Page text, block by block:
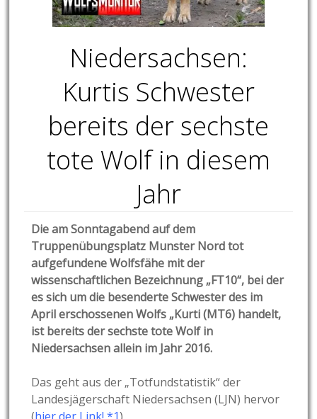
Niedersachsen:
Kurtis Schwester
bereits der sechste
tote Wolf in diesem
Jahr
Die am Sonntagabend auf dem
Truppenübungsplatz Munster Nord tot
aufgefundene Wolfsfähe mit der
wissenschaftlichen Bezeichnung „FT10“, bei der
es sich um die besenderte Schwester des im
April erschossenen Wolfs „Kurti (MT6) handelt,
ist bereits der sechste tote Wolf in
Niedersachsen allein im Jahr 2016.
Das geht aus der „Totfundstatistik“ der
Landesjägerschaft Niedersachsen (LJN) hervor